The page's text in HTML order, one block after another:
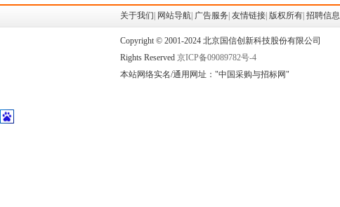
关于我们 网站导航| 广告服务| 友情链接| 版权所有| 招聘信息
Copyright © 2001-2024 北京国信创新科技股份有限公司
Rights Reserved 京ICP备09089782号-4
本站网络实名/通用网址："中国采购与招标网"